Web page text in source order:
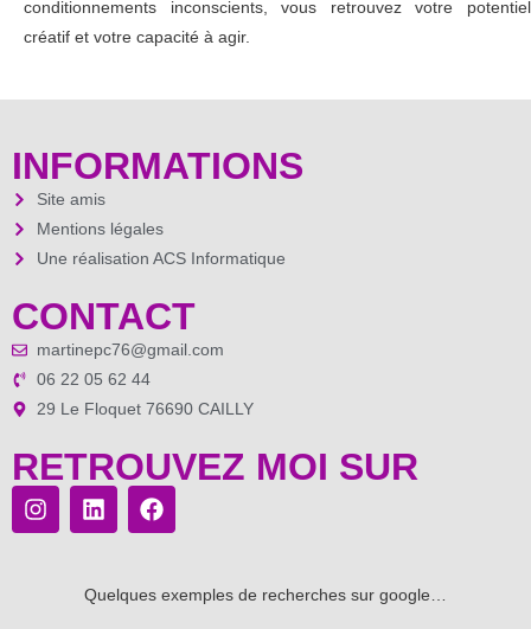
conditionnements inconscients, vous retrouvez votre potentiel
créatif et votre capacité à agir.
INFORMATIONS
Site amis
Mentions légales
Une réalisation ACS Informatique
CONTACT
martinepc76@gmail.com
06 22 05 62 44
29 Le Floquet 76690 CAILLY
RETROUVEZ MOI SUR
Quelques exemples de recherches sur google…